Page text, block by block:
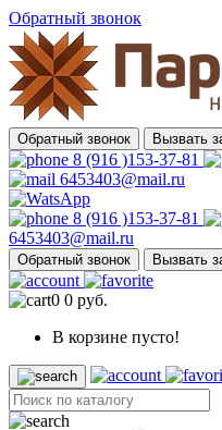
Обратный звонок
Обратный звонок Вызвать
8 (916 )153-37-81
6453403@mail.ru
8 (916 )153-37-81
6453403@mail.ru
Обратный звонок Вызвать
0 0 руб.
В корзине пусто!